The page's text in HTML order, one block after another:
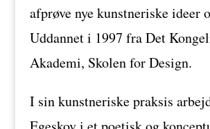
afprøve nye kunstneriske ideer
Uddannet i 1997 fra Det
Akademi, Skolen for Design.
I sin kunstneriske praksis